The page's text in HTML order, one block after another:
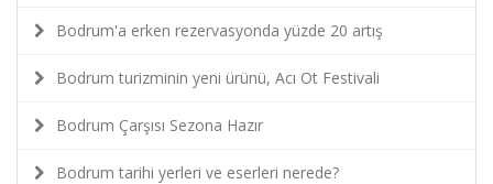
Bodrum'a erken rezervasyonda yüzde 20 artış
Bodrum turizminin yeni ürünü, Acı Ot Festivali
Bodrum Çarşısı Sezona Hazır
Bodrum tarihi yerleri ve eserleri nerede?